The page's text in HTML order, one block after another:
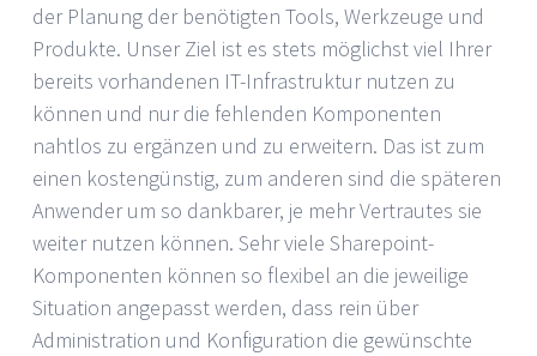
der Planung der benötigten Tools, Werkzeuge und
Produkte. Unser Ziel ist es stets möglichst viel Ihrer
bereits vorhandenen IT-Infrastruktur nutzen zu
können und nur die fehlenden Komponenten
nahtlos zu ergänzen und zu erweitern. Das ist zum
einen kostengünstig, zum anderen sind die späteren
Anwender um so dankbarer, je mehr Vertrautes sie
weiter nutzen können. Sehr viele Sharepoint-
Komponenten können so flexibel an die jeweilige
Situation angepasst werden, dass rein über
Administration und Konfiguration die gewünschte